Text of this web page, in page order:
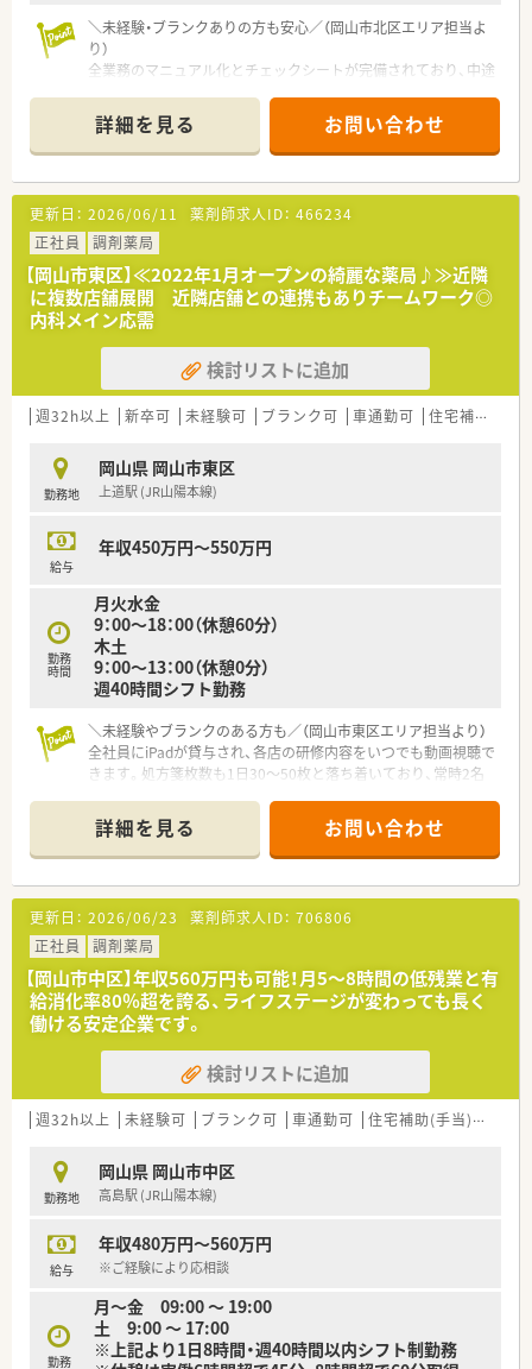
す。
＼未経験・ブランクありの方も安心／（岡山市北区エリア担当よ
り）
全業務のマニュアル化とチェックシートが完備されており、中途
手厚く、働きながら着実にスキルを磨ける環境です。
＊------------------------------------------＊
【店舗情報と応需状況について】
■備前西市駅より車で4分ほどの好立地で、周辺には飲食店も多
く毎日の通勤やお買い物に大変便利な環境です。
■門前のクリニックより内科、循環器科の処方箋を1日平均60枚
ほど応需し、丁寧な服薬指導を行っています。
■常勤薬剤師4名と事務スタッフが複数名在籍しており、ピッキ
ング業務は事務が担う分担体制が整っています。
【募集背景と求める人物像について】
■更なるサービス向上と地域貢献を強化するための増員募集で
あり、将来の店舗責任者候補を募集しています。
■クレドにある「主体的に動く」「感謝を伝える」といった姿勢に
共感し、自発的に行動できる方を求めます。
職場づくりに前向きに取り組める方を募ります。
【想定される業務内容】
設への在宅業務に積極的に携わっていただきます。
■最新の電子薬歴「ムスビ」を活用し、SOAP形式での正確な記録
■将来的には管理者として、地域支援体制加算の算定管理やかか
りつけ件数の推進など店舗マネジメントも担います。
【職場環境と雰囲気】
■平成30年オープンのナチュラルモダンな外観が特徴の店舗
■代表との距離が近く、現場の改善案や「新しいことに挑戦した
い」という意見が迅速に採用される風通しの良さ。
■20代から50代まで幅広い世代の薬剤師が協力し合っており、
互いの理解を深めながら切磋琢磨する活気があります。
詳細を見る お問い合わせ
更新日： 2026/06/11 薬剤師求人ID： 466234
正社員
調剤薬局
【岡山市東区】≪2022年1月オープンの綺麗な薬局♪≫近隣
に複数店舗展開 近隣店舗との連携もありチームワーク◎
内科メイン応需
検討リストに追加
週32h以上 新卒可 未経験可 ブランク可 車通勤可 住宅補助(手当)あり
勤務地
岡山県 岡山市東区
上道駅 (JR山陽本線)
給与
年収450万円～550万円
勤務
時間
月火水金
9：00～18：00（休憩60分）
木土
9：00～13：00（休憩0分）
週40時間シフト勤務
＼未経験やブランクのある方も／（岡山市東区エリア担当より）
全社員にiPadが貸与され、各店の研修内容をいつでも動画視聴で
きます。処方箋枚数も1日30〜50枚と落ち着いており、常時2名
＊------------------------------------------＊
【店舗情報と応需状況について】
■上道駅より車で6分ほどの場所に位置しており、駐車場も完備
しているためマイカー通勤が非常に便利な環境です。
■門前の大上クリニックより内科の処方箋をメインに受けてお
り、1日の枚数は30枚から50枚ほどを予定しています。
■2022年1月にオープンした比較的新しい店舗であり、綺麗で清
潔感あふれる空間の中で気持ちよく業務に励めます。
【募集背景と求める人物像について】
■業務拡大に伴う調剤体制のさらなる強化と、将来を担う次世代
メンバーを育成するための定期採用による募集です。
■車の運転が必須となるため、普通自動車免許をお持ちで、在宅
業務や配達にも意欲的に取り組める方を求めています。
■患者様一人ひとりに対して親身な対応ができ、周囲のスタッフ
【法人特徴について】
■岡山市内を中心に直営7店舗、グループを含め複数店舗を運営
■調剤事業だけでなく、不動産事業や高齢者施設への入居者紹介
サービスなど多角的なビジネス展開が強みです。
枠を超えた包括的な地域医療に貢献している企業です。
【想定される業務内容】
詳細を見る お問い合わせ
更新日： 2026/06/23 薬剤師求人ID： 706806
正社員
調剤薬局
【岡山市中区】年収560万円も可能！月5〜8時間の低残業と有
給消化率80％超を誇る、ライフステージが変わっても長く
働ける安定企業です。
検討リストに追加
週32h以上 未経験可 ブランク可 車通勤可 住宅補助(手当)あり
勤務地
岡山県 岡山市中区
高島駅 (JR山陽本線)
給与
年収480万円～560万円
※ご経験により応相談
勤務
月～金 09:00 ～ 19:00
土 9:00 ～ 17:00
※上記より1日8時間・週40時間以内シフト制勤務